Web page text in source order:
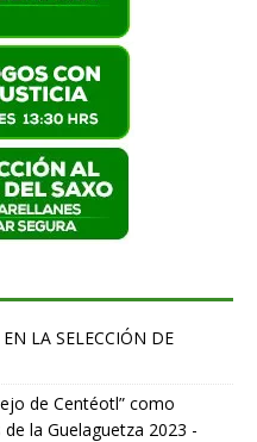
LA SELECCIÓN DE
de Centéotl” como
la Guelaguetza 2023 -